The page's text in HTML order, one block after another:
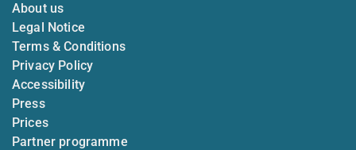
About us
Legal Notice
Terms & Conditions
Privacy Policy
Accessibility
Press
Prices
Partner programme